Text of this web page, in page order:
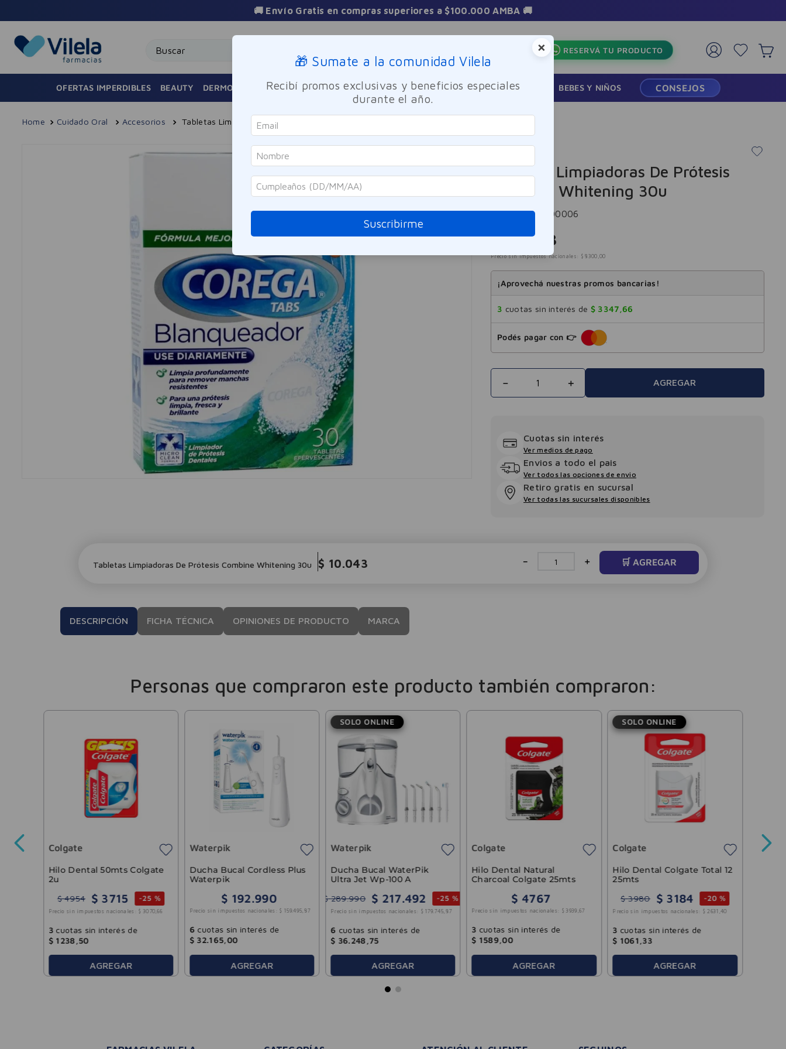
🚚 Envío Gratis en compras superiores a $100.000 AMBA 🚚
RESERVÁ TU PRODUCTO
OFERTAS IMPERDIBLES BEAUTY DERMOCOSMÉTICA FRAGANCIAS CUIDADO PERSONAL BIENESTAR Y FARMACIA BEBES Y NIÑOS CONSEJOS
Cuidado Oral Accesorios Tabletas Limpiadoras De Prótesis Combine Whitening 30u
Corega
Tabletas Limpiadoras De Prótesis
Combine Whitening 30u
Referencia 300006
$ 10.043
Precio sin impuestos nacionales: $ 8300 ,00
¡Aprovechá nuestras promos bancarias!
3 cuotas sin interés de $ 3347,66
Podés pagar con 👉
＋
－ AGREGAR
Cuotas sin interés
Ver medios de pago
Envios a todo el pais
Ver todos las opciones de envio
Retiro gratis en sucursal
Ver todas las sucursales disponibles
Tabletas Limpiadoras De Prótesis Combine Whitening 30u $ 10.043 ＋
－ 🛒 AGREGAR
DESCRIPCIÓN FICHA TÉCNICA OPINIONES DE PRODUCTO MARCA
Personas que compraron este producto también compraron:
Colgate
Hilo Dental 50mts Colgate
2u
$ 4954 $ 3715 -25 %
Precio sin impuestos nacionales: $ 3070 ,66
3 cuotas sin interés de
$ 1238 50
AGREGAR
Waterpik
Ducha Bucal Cordless Plus
Waterpik
$ 192.990
Precio sin impuestos nacionales: $ 159.495, 87
6 cuotas sin interés de
$ 32.165,00
AGREGAR
SOLO ONLINE
Waterpik
Ducha Bucal WaterPik
Ultra Jet Wp-100 A
$ 289.990 $ 217.492 -25 %
Precio sin impuestos nacionales: $ 179 745 ,87
6 cuotas sin interés de
$ 36.248 75
AGREGAR
Colgate
Hilo Dental Natural
Charcoal Colgate 25mts
$ 4767
Precio sin impuestos nacionales: $ 3939 ,67
3 cuotas sin interés de
$ 1589,00
AGREGAR
SOLO ONLINE
Colgate
Hilo Dental Colgate Total 12
25mts
$ 3980 $ 3184 -20 %
Precio sin impuestos nacionales: $ 2631 ,40
3 cuotas sin interés de
$ 1061 33
AGREGAR
×
🎁 Sumate a la comunidad Vilela
Recibí promos exclusivas y beneficios especiales
durante el año.
Suscribirme